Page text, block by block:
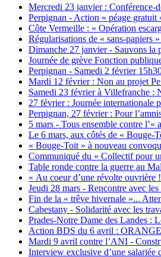
Mercredi 23 janvier : Conférence-
Perpignan - Action « péage gratuit
Côte Vermeille : « Opération
Régularisations de « sans-papiers
Dimanche 27 janvier - Sauvons la
Journée de grève Fonction
Perpignan - Samedi 2 février
Mardi 12 février : Non au projet
Samedi 23 février à Villefranche
27 février : Journée internationale
Perpignan, 27 février : Pour
5 mars - Tous ensemble contre
Le 6 mars, aux côtés de « Bouge-
« Bouge-Toit » à nouveau
Communiqué du « Collectif pour
Table ronde contre la guerre au
« Au coeur d’une révolte ouvrière
Jeudi 28 mars - Rencontre avec
Fin de la « trêve hivernale »...
Cabestany - Solidarité avec les
Prades-Notre Dame des Landes :
Action BDS du 6 avril : ORANGE
Mardi 9 avril contre l’ANI -
Interview exclusive d’une salariée